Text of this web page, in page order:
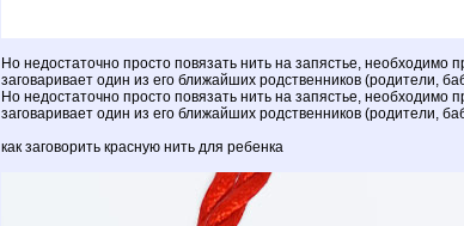
Но недостаточно просто повязать нить на запястье, необходимо
заговаривает один из его ближайших родственников (родители,
Но недостаточно просто повязать нить на запястье, необходимо
заговаривает один из его ближайших родственников (родители,
как заговорить красную нить для ребенка